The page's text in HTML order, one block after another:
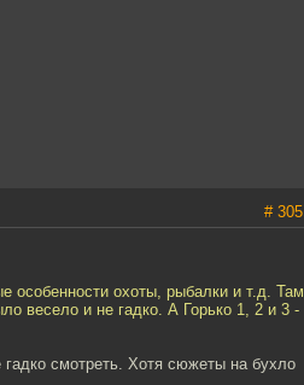
# 305
особенности охоты, рыбалки и т.д. Там
весело и не гадко. А Горько 1, 2 и 3 -
смотреть. Хотя сюжеты на бухло